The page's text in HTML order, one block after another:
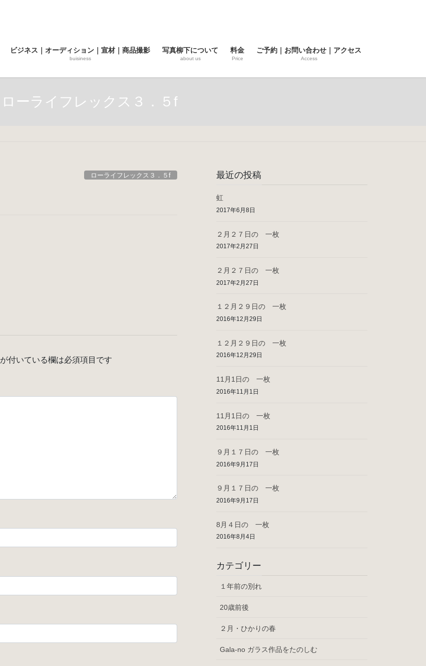
ビジネス｜オーディション｜宣材｜商品撮影
buisiness
写真柳下について
about us
料金
Price
ご予約｜お問い合わせ｜アクセス
Access
ローライフレックス３．５f
ローライフレックス３．５f
が付いている欄は必須項目です
最近の投稿
虹
2017年6月8日
２月２７日の 一枚
2017年2月27日
２月２７日の 一枚
2017年2月27日
１２月２９日の 一枚
2016年12月29日
１２月２９日の 一枚
2016年12月29日
11月1日の 一枚
2016年11月1日
11月1日の 一枚
2016年11月1日
９月１７日の 一枚
2016年9月17日
９月１７日の 一枚
2016年9月17日
8月４日の 一枚
2016年8月4日
カテゴリー
１年前の別れ
20歳前後
２月・ひかりの春
Gala-no ガラス作品をたのしむ